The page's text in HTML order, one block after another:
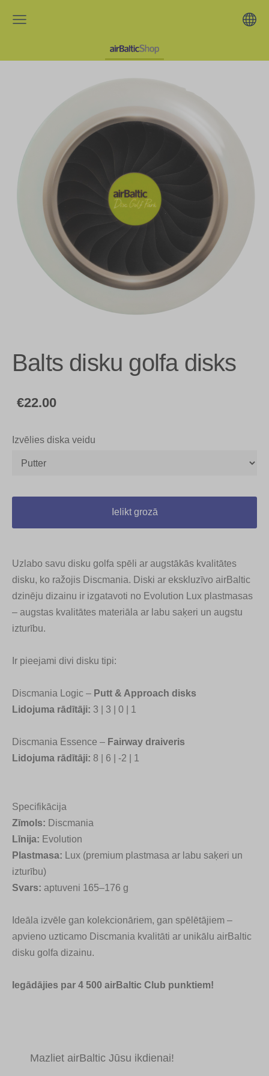
Mazliet airBaltic Jūsu ikdienai!
Balts disku golfa disks
€22.00
Izvēlies diska veidu
Ielikt grozā
Uzlabo savu disku golfa spēli ar augstākās kvalitātes
disku, ko ražojis Discmania. Diski ar ekskluzīvo airBaltic
dzinēju dizainu ir izgatavoti no Evolution Lux plastmasas
– augstas kvalitātes materiāla ar labu saķeri un augstu
izturību.
Ir pieejami divi disku tipi:
Discmania Logic – Putt & Approach disks
Lidojuma rādītāji: 3 | 3 | 0 | 1
Discmania Essence – Fairway draiveris
Lidojuma rādītāji: 8 | 6 | -2 | 1
Specifikācija
Zīmols: Discmania
Līnija: Evolution
Plastmasa:
Lux (premium plastmasa ar labu saķeri un
izturību)
Svars: aptuveni 165–176 g
Ideāla izvēle gan kolekcionāriem, gan spēlētājiem –
apvieno uzticamo Discmania kvalitāti ar unikālu airBaltic
disku golfa dizainu.
Iegādājies par 4 500 airBaltic Club punktiem!